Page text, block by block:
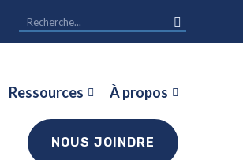
Ressources À propos
NOUS JOINDRE